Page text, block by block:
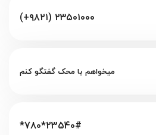
(+۹۸۲۱) ۲۳۵۰۱۰۰۰
میخواهم با محک گفتگو کنم
*780*23540#